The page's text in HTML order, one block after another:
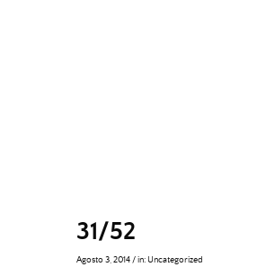
31/52
Agosto 3, 2014/in: Uncategorized